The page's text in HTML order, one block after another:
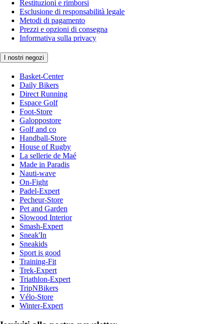
Restituzioni e rimborsi
Esclusione di responsabilità legale
Metodi di pagamento
Prezzi e opzioni di consegna
Informativa sulla privacy
I nostri negozi
Basket-Center
Daily Bikers
Direct Running
Espace Golf
Foot-Store
Galoppostore
Golf and co
Handball-Store
House of Rugby
La sellerie de Maé
Made in Paradis
Nauti-wave
On-Fight
Padel-Expert
Pecheur-Store
Pet and Garden
Slowood Interior
Smash-Expert
Sneak'In
Sneakids
Sport is good
Training-Fit
Trek-Expert
Triathlon-Expert
TripNBikers
Vélo-Store
Winter-Expert